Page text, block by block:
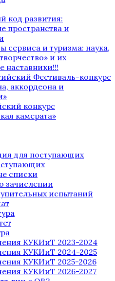
код развития:
пространства и
сервиса и туризма: наука,
и их
наставники!!!
Фестиваль-конкурс
аккордеона и
конкурс
камерата»
для поступающих
списки
зачислении
испытаний
КУКИиТ 2023-2024
КУКИиТ 2024-2025
КУКИиТ 2025-2026
КУКИиТ 2026-2027